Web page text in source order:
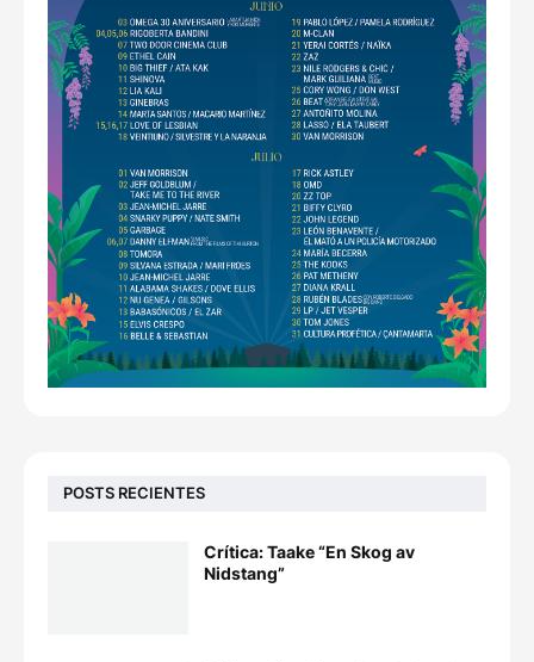
POSTS RECIENTES
Crítica: Taake “En Skog av
Nidstang”